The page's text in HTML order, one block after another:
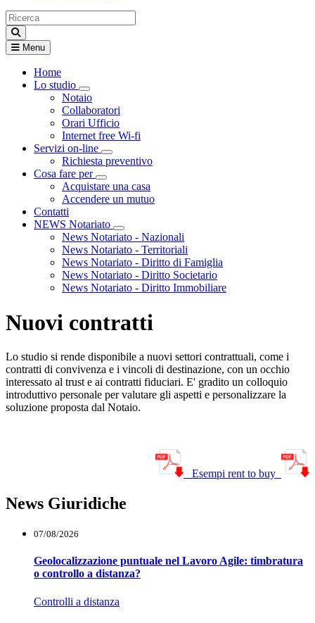
Menu
Home
Lo studio
Visualizza menù di secondo livello
Notaio
Collaboratori
Orari Ufficio
Internet free Wi-fi
Servizi on-line
Visualizza menù di secondo livello
Richiesta preventivo
Cosa fare per
Visualizza menù di secondo livello
Acquistare una casa
Accendere un mutuo
Contatti
NEWS Notariato
Visualizza menù di secondo livello
News Notariato - Nazionali
News Notariato - Territoriali
News Notariato - Diritto di Famiglia
News Notariato - Diritto Societario
News Notariato - Diritto Immobiliare
Nuovi contratti
Lo studio si rende disponibile a nuovi settori contrattuali, come i
contratti di convivenza e i vincoli di destinazione, con un occhio
interessato al trust e ai contratti fiduciari. E' gradito un colloquio
introduttivo personale per valutare gli aspetti e personalizzare la
soluzione proposta dal Notaio.
Esempi rent to buy
News Giuridiche
07/08/2026
Geolocalizzazione puntuale nel Lavoro Agile: timbratura
o controllo a distanza?
Controlli a distanza